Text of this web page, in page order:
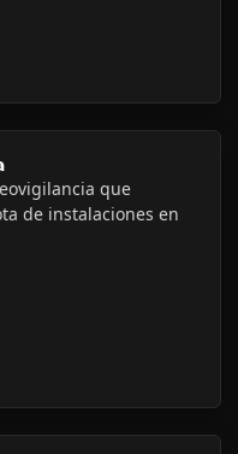
que
de instalaciones en